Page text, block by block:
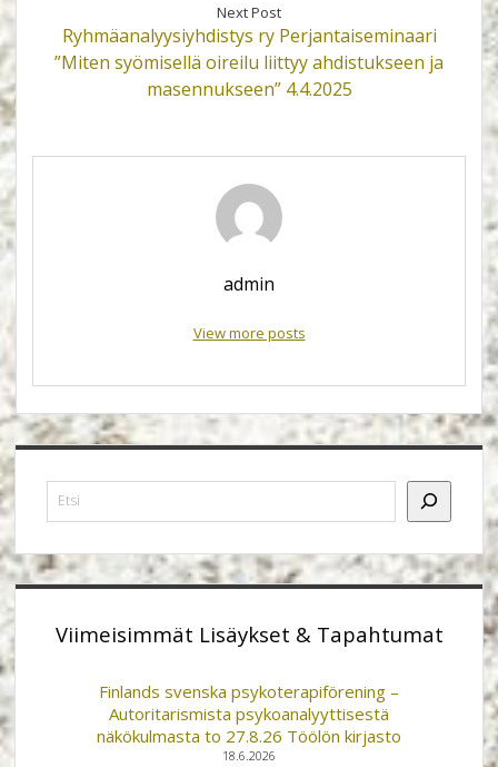
Next Post
Ryhmäanalyysiyhdistys ry Perjantaiseminaari
”Miten syömisellä oireilu liittyy ahdistukseen ja
masennukseen” 4.4.2025
admin
View more posts
Sidebar
Viimeisimmät Lisäykset & Tapahtumat
Finlands svenska psykoterapiförening –
Autoritarismista psykoanalyyttisestä
näkökulmasta to 27.8.26 Töölön kirjasto
18.6.2026